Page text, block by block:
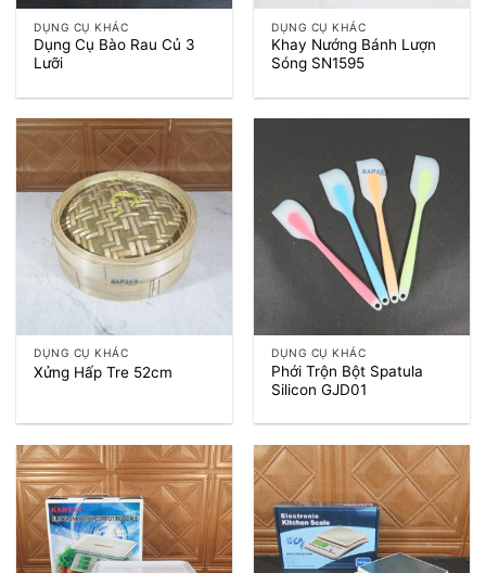
DỤNG CỤ KHÁC
Dụng Cụ Bào Rau Củ 3
Lưỡi
DỤNG CỤ KHÁC
Khay Nướng Bánh Lượn
Sóng SN1595
DỤNG CỤ KHÁC
Xửng Hấp Tre 52cm
DỤNG CỤ KHÁC
Phới Trộn Bột Spatula
Silicon GJD01